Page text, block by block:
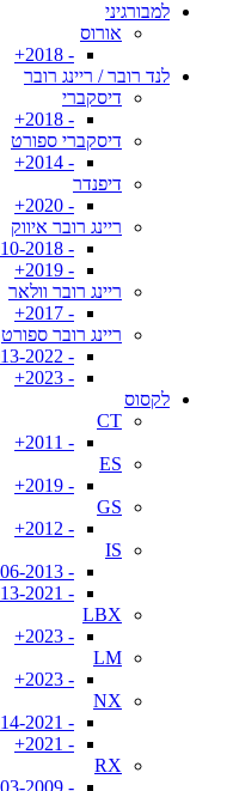
למבורגיני
אורוס
- 2018+
לנד רובר / ריינג רובר
דיסקברי
- 2018+
דיסקברי ספורט
- 2014+
דיפנדר
- 2020+
ריינג רובר איווק
- 2010-2018
- 2019+
ריינג רובר וולאר
- 2017+
ריינג רובר ספורט
- 2013-2022
- 2023+
לקסוס
CT
- 2011+
ES
- 2019+
GS
- 2012+
IS
- 2006-2013
- 2013-2021
LBX
- 2023+
LM
- 2023+
NX
- 2014-2021
- 2021+
RX
- 2003-2009